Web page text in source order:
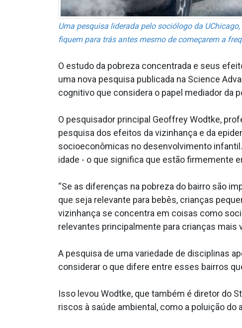
Uma pesquisa liderada pelo sociólogo da
fiquem para trás antes mesmo de começarem a
O estudo da pobreza concentrada e seus
uma nova pesquisa publicada na Science
cognitivo que considera o papel mediador da
O pesquisador principal Geoffrey Wodtke,
pesquisa dos efeitos da vizinhança e da
socioeconômicas no desenvolvimento
idade - o que significa que estão firmemente
“Se as diferenças na pobreza do bairro são
que seja relevante para bebês, crianças
vizinhança se concentra em coisas como
relevantes principalmente para crianças mais
A pesquisa de uma variedade de disciplinas
considerar o que difere entre esses bairros
Isso levou Wodtke, que também é diretor do
riscos à saúde ambiental, como a poluição do